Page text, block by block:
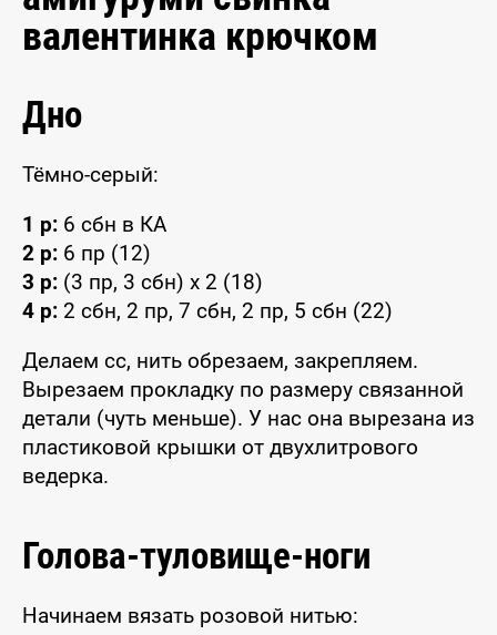
валентинка крючком
Дно
Тёмно-серый:
1 р: 6 сбн в КА
2 р: 6 пр (12)
3 р: (3 пр, 3 сбн) x 2 (18)
4 р: 2 сбн, 2 пр, 7 сбн, 2 пр, 5 сбн (22)
Делаем сс, нить обрезаем, закрепляем.
Вырезаем прокладку по размеру связанной
детали (чуть меньше). У нас она вырезана из
пластиковой крышки от двухлитрового
ведерка.
Голова-туловище-ноги
Начинаем вязать розовой нитью: